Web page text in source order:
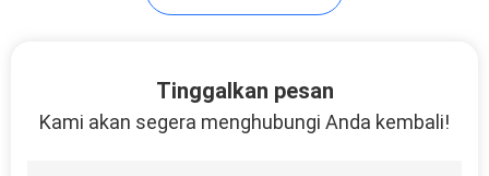
Konverter Media
Tinggalkan pesan
Kami akan segera menghubungi Anda kembali!